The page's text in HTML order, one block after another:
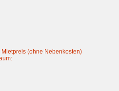
(ohne Nebenkosten)